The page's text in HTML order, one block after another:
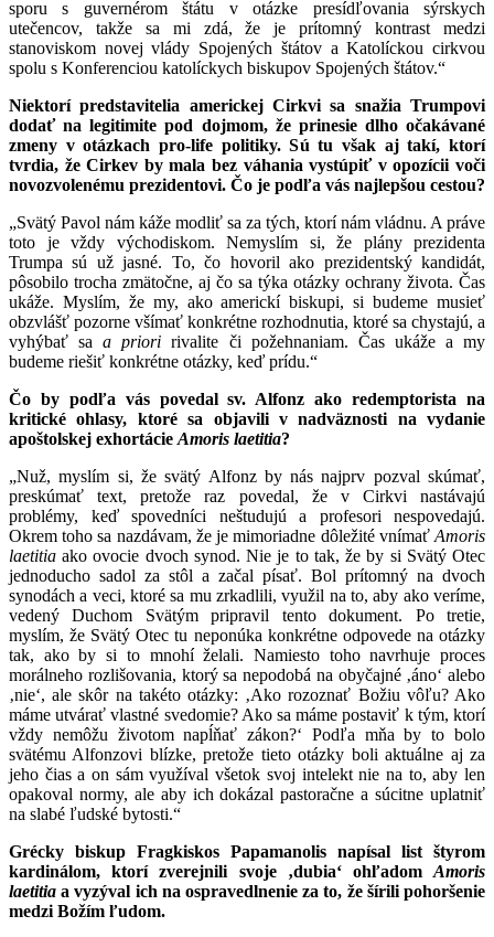
sporu s guvernérom štátu v otázke presídľovania sýrskych
utečencov, takže sa mi zdá, že je prítomný kontrast medzi
stanoviskom novej vlády Spojených štátov a Katolíckou cirkvou
spolu s Konferenciou katolíckych biskupov Spojených štátov.“
Niektorí predstavitelia americkej Cirkvi sa snažia Trumpovi
dodať na legitimite pod dojmom, že prinesie dlho očakávané
zmeny v otázkach pro-life politiky. Sú tu však aj takí, ktorí
tvrdia, že Cirkev by mala bez váhania vystúpiť v opozícii voči
novozvolenému prezidentovi. Čo je podľa vás najlepšou cestou?
„Svätý Pavol nám káže modliť sa za tých, ktorí nám vládnu. A práve
toto je vždy východiskom. Nemyslím si, že plány prezidenta
Trumpa sú už jasné. To, čo hovoril ako prezidentský kandidát,
pôsobilo trocha zmätočne, aj čo sa týka otázky ochrany života. Čas
ukáže. Myslím, že my, ako americkí biskupi, si budeme musieť
obzvlášť pozorne všímať konkrétne rozhodnutia, ktoré sa chystajú, a
vyhýbať saa priori rivalite či požehnaniam. Čas ukáže a my
budeme riešiť konkrétne otázky, keď prídu.“
Čo by podľa vás povedal sv. Alfonz ako redemptorista na
kritické ohlasy, ktoré sa objavili v nadväznosti na vydanie
apoštolskej exhortácie Amoris laetitia?
„Nuž, myslím si, že svätý Alfonz by nás najprv pozval skúmať,
preskúmať text, pretože raz povedal, že v Cirkvi nastávajú
problémy, keď spovedníci neštudujú a profesori nespovedajú.
Okrem toho sa nazdávam, že je mimoriadne dôležité vnímať Amoris
laetitia ako ovocie dvoch synod. Nie je to tak, že by si Svätý Otec
jednoducho sadol za stôl a začal písať. Bol prítomný na dvoch
synodách a veci, ktoré sa mu zrkadlili, využil na to, aby ako veríme,
vedený Duchom Svätým pripravil tento dokument. Po tretie,
myslím, že Svätý Otec tu neponúka konkrétne odpovede na otázky
tak, ako by si to mnohí želali. Namiesto toho navrhuje proces
morálneho rozlišovania, ktorý sa nepodobá na obyčajné ‚áno‘ alebo
‚nie‘, ale skôr na takéto otázky: ‚Ako rozoznať Božiu vôľu? Ako
máme utvárať vlastné svedomie? Ako sa máme postaviť k tým, ktorí
vždy nemôžu životom napĺňať zákon?‘ Podľa mňa by to bolo
svätému Alfonzovi blízke, pretože tieto otázky boli aktuálne aj za
jeho čias a on sám využíval všetok svoj intelekt nie na to, aby len
opakoval normy, ale aby ich dokázal pastoračne a súcitne uplatniť
na slabé ľudské bytosti.“
Grécky biskup Fragkiskos Papamanolis napísal list štyrom
kardinálom, ktorí zverejnili svoje ‚dubia‘ ohľadom Amoris
laetitia a vyzýval ich na ospravedlnenie za to, že šírili pohoršenie
medzi Božím ľudom.